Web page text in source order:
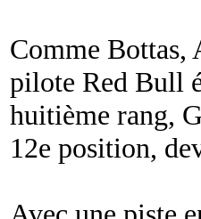
Comme Bottas,
pilote Red Bull
huitième rang,
12e position,